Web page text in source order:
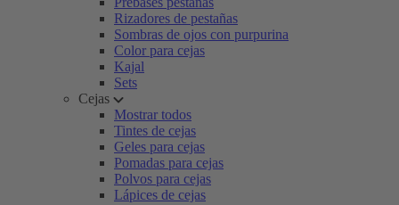
Rizadores de pestañas
Sombras de ojos con purpurina
Color para cejas
Kajal
Sets
Cejas
Mostrar todos
Tintes de cejas
Geles para cejas
Pomadas para cejas
Polvos para cejas
Lápices de cejas